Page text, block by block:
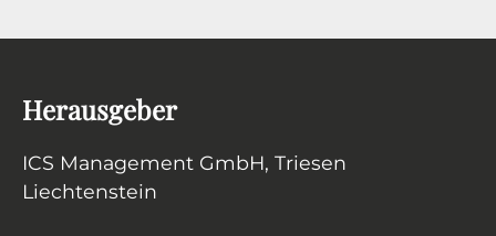
Herausgeber
ICS Management GmbH, Triesen
Liechtenstein